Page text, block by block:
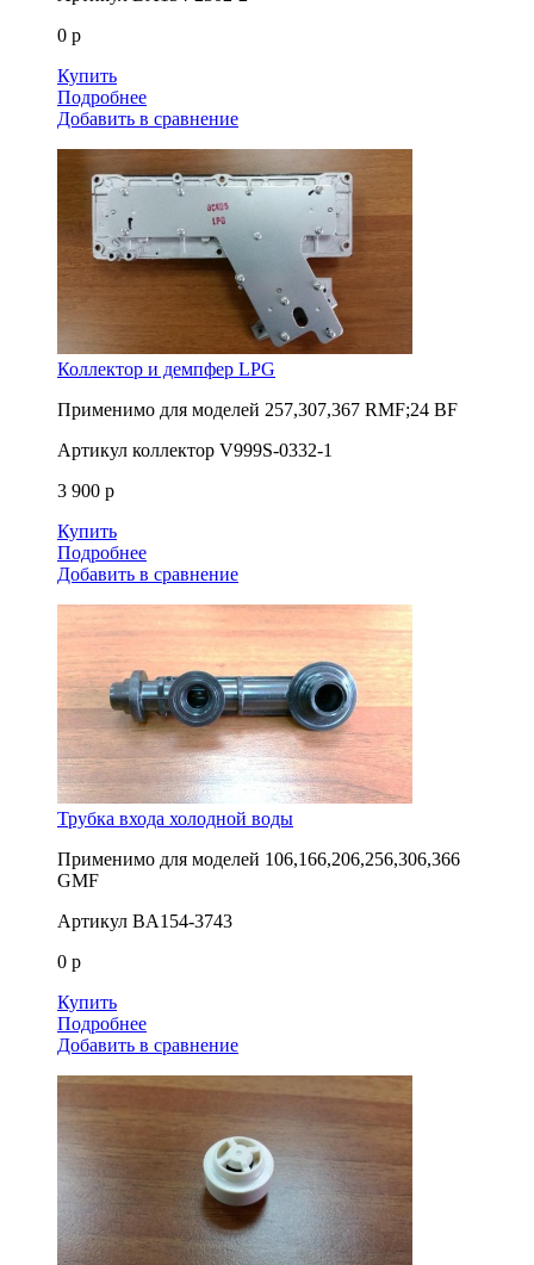
0 р
Купить
Подробнее
Добавить в сравнение
Коллектор и демпфер LPG
Применимо для моделей 257,307,367 RMF;24 BF
Артикул коллектор V999S-0332-1
3 900 р
Купить
Подробнее
Добавить в сравнение
Трубка входа холодной воды
Применимо для моделей 106,166,206,256,306,366
GMF
Артикул BA154-3743
0 р
Купить
Подробнее
Добавить в сравнение